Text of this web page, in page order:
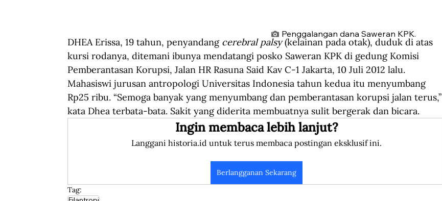
Penggalangan dana Saweran KPK.
DHEA Erissa, 19 tahun, penyandang cerebral palsy (kelainan pada otak), duduk di atas
kursi rodanya, ditemani ibunya mendatangi posko Saweran KPK di gedung Komisi
Pemberantasan Korupsi, Jalan HR Rasuna Said Kav C-1 Jakarta, 10 Juli 2012 lalu.
Mahasiswi jurusan antropologi Universitas Indonesia tahun kedua itu menyumbang
Rp25 ribu. “Semoga banyak yang menyumbang dan pemberantasan korupsi jalan terus,”
kata Dhea terbata-bata. Sakit yang diderita membuatnya sulit bergerak dan bicara.
Ingin membaca lebih lanjut?
Langgani historia.id untuk terus membaca postingan eksklusif ini.
Berlangganan Sekarang
Tag: